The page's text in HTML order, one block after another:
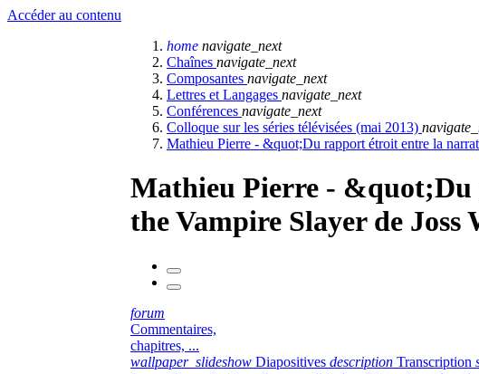
Accéder au contenu
home navigate_next
Chaînes navigate_next
Composantes navigate_next
Lettres et Langages navigate_next
Conférences navigate_next
Colloque sur les séries télévisées (mai 2013)
Mathieu Pierre - &quot;Du rapport étroit entre la
Mathieu Pierre - &quot;Du
the Vampire Slayer de
forum
Commentaires,
chapitres, ...
wallpaper_slideshow Diapositives description Transcription